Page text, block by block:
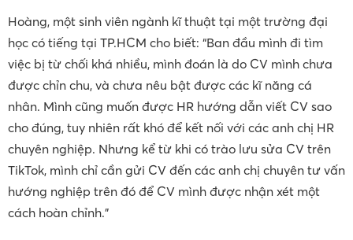
Hoàng, một sinh viên ngành kĩ thuật tại một trường đại
học có tiếng tại TP.HCM cho biết: “Ban đầu mình đi tìm
việc bị từ chối khá nhiều, mình đoán là do CV mình chưa
được chỉn chu, và chưa nêu bật được các kĩ năng cá
nhân. Mình cũng muốn được HR hướng dẫn viết CV sao
cho đúng, tuy nhiên rất khó để kết nối với các anh chị HR
chuyên nghiệp. Nhưng kể từ khi có trào lưu sửa CV trên
TikTok, mình chỉ cần gửi CV đến các anh chị chuyên tư vấn
hướng nghiệp trên đó để CV mình được nhận xét một
cách hoàn chỉnh.”